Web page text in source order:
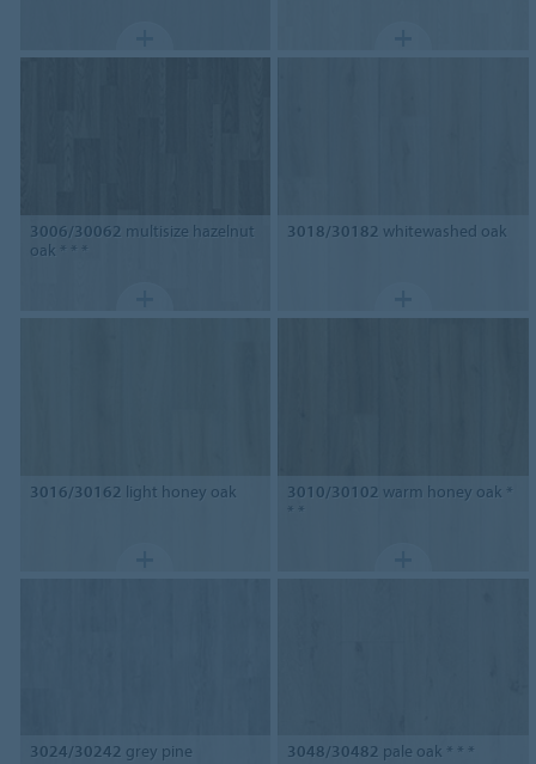
3006/30062 multisize hazelnut
oak * * *
3018/30182 whitewashed oak
3016/30162 light honey oak 3010/30102 warm honey oak *
* *
3024/30242 grey pine 3048/30482 pale oak * * *